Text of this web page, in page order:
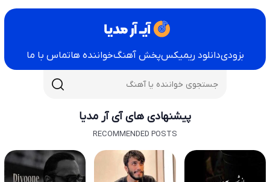
بزودیدانلود ریمیکسپخش آهنگخواننده هاتماس با ما
پیشنهادی های آی آر مدیا
RECOMMENDED POSTS